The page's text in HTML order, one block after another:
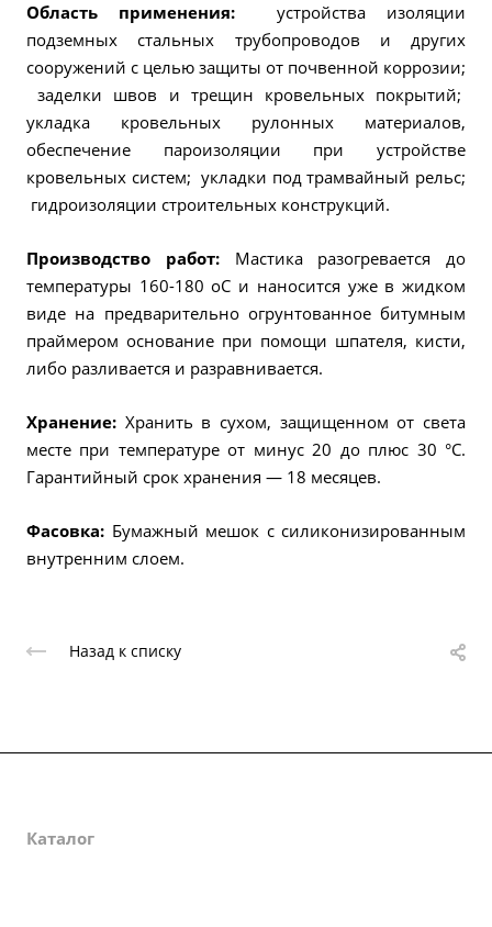
Область применения: устройства изоляции
подземных стальных трубопроводов и других
сооружений с целью защиты от почвенной коррозии;
заделки швов и трещин кровельных покрытий;
укладка кровельных рулонных материалов,
обеспечение пароизоляции при устройстве
кровельных систем; укладки под трамвайный рельс;
гидроизоляции строительных конструкций.
Производство работ:Мастика разогревается до
температуры 160-180 оС и наносится уже в жидком
виде на предварительно огрунтованное битумным
праймером основание при помощи шпателя, кисти,
либо разливается и разравнивается.
Хранение: Хранить в сухом, защищенном от света
месте при температуре от минус 20 до плюс 30 °С.
Гарантийный срок хранения — 18 месяцев.
Фасовка: Бумажный мешок с силиконизированным
внутренним слоем.
Назад к списку
Каталог